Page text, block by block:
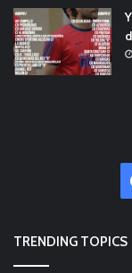
TRENDING TOPICS